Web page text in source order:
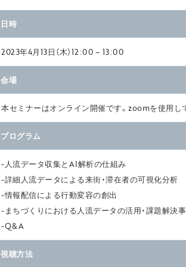
日時
2023年4月13日（木）12:00 – 13:00
会場
本セミナーはオンライン開催です。zoomを使用し
プログラム
-人流データ収集とAI解析の仕組み
-詳細人流データによる来街・滞在者の可視化分析
-情報配信による行動変容の創出
-まちづくりにおける人流データの活用・課題解決
-Q&A
視聴方法